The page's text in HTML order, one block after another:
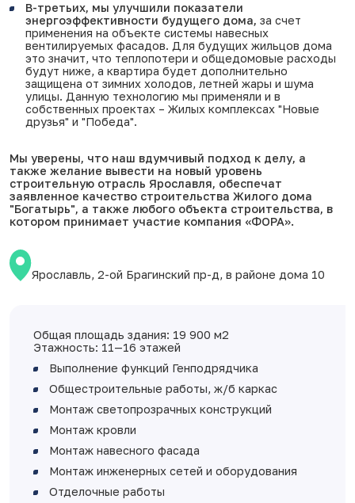
В-третьих, мы улучшили показатели
энергоэффективности будущего дома, за счет
применения на объекте системы навесных
вентилируемых фасадов. Для будущих жильцов дома
это значит, что теплопотери и общедомовые расходы
будут ниже, а квартира будет дополнительно
защищена от зимних холодов, летней жары и шума
улицы. Данную технологию мы применяли и в
собственных проектах – Жилых комплексах "Новые
друзья" и "Победа".
Мы уверены, что наш вдумчивый подход к делу, а
также желание вывести на новый уровень
строительную отрасль Ярославля, обеспечат
заявленное качество строительства Жилого дома
"Богатырь", а также любого объекта строительства, в
котором принимает участие компания «ФОРА».
Ярославль, 2-ой Брагинский пр-д, в районе дома 10
Общая площадь здания: 19 900 м2
Этажность: 11—16 этажей
Выполнение функций Генподрядчика
Общестроительные работы, ж/б каркас
Монтаж светопрозрачных конструкций
Монтаж кровли
Монтаж навесного фасада
Монтаж инженерных сетей и оборудования
Отделочные работы